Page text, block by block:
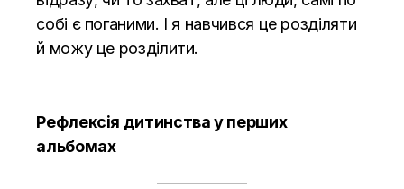
собі є поганими. І я навчився це розділяти
й можу це розділити.
Рефлексія дитинства у перших
альбомах